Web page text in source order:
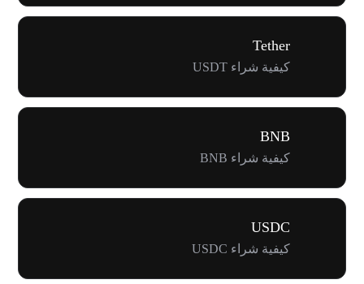
Tether
كيفية شراء USDT
BNB
كيفية شراء BNB
USDC
كيفية شراء USDC